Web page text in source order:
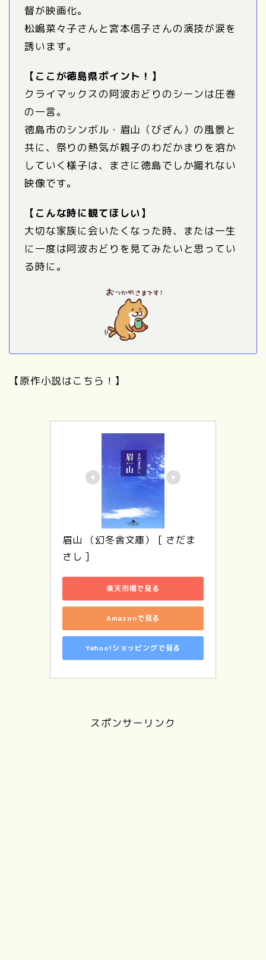
督が映画化。
松嶋菜々子さんと宮本信子さんの演技が涙を
誘います。
【ここが徳島県ポイント！】
クライマックスの阿波おどりのシーンは圧巻
の一言。
徳島市のシンボル・眉山（びざん）の風景と
共に、祭りの熱気が親子のわだかまりを溶か
していく様子は、まさに徳島でしか撮れない
映像です。
【こんな時に観てほしい】
大切な家族に会いたくなった時、または一生
に一度は阿波おどりを見てみたいと思ってい
る時に。
【原作小説はこちら！】
眉山 （幻冬舎文庫） [ さだま
さし ]
楽天市場で見る
Amazonで見る
Yahoo!ショッピングで見る
スポンサーリンク